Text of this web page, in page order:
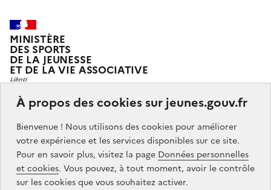
MINISTÈRE
DES SPORTS
DE LA JEUNESSE
ET DE LA VIE ASSOCIATIVE
les politiques de jeunesse du Ministère des sports, de
la jeunesse et de la vie associative.
Partners
info.gouv.fr service-public.gouv.fr legifrance.gouv.fr
À propos des cookies sur jeunes.gouv.fr
Bienvenue ! Nous utilisons des cookies pour améliorer
votre expérience et les services disponibles sur ce site.
Pour en savoir plus, visitez la page Données personnelles
et cookies. Vous pouvez, à tout moment, avoir le contrôle
sur les cookies que vous souhaitez activer.